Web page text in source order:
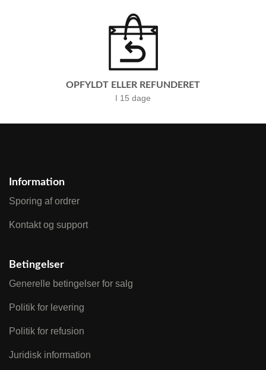
OPFYLDT ELLER REFUNDERET
I 15 dage
Information
Sporing af ordrer
Kontakt og support
Betingelser
Generelle betingelser for salg
Politik for levering
Politik for refusion
Juridisk information